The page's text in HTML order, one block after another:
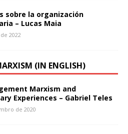
sobre la organización
– Lucas Maia
2022
(IN ENGLISH)
Marxism and
Experiences – Gabriel Teles
de 2020